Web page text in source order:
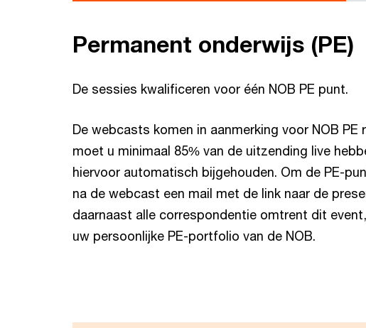
Permanent onderwijs (PE)
De sessies kwalificeren voor één NOB PE punt.
De webcasts komen in aanmerking voor NOB PE
moet u minimaal 85% van de uitzending live
hiervoor automatisch bijgehouden. Om de PE-
na de webcast een mail met de link naar de
daarnaast alle correspondentie omtrent dit
uw persoonlijke PE-portfolio van de NOB.